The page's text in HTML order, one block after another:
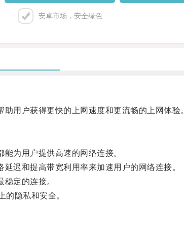
安卓市场，安全绿色
用户获得更快的上网速度和更流畅的上网体验
为用户提供高速的网络连接。
迟和提高带宽利用率来加速用户的网络连接。
定的连接。
隐私和安全。